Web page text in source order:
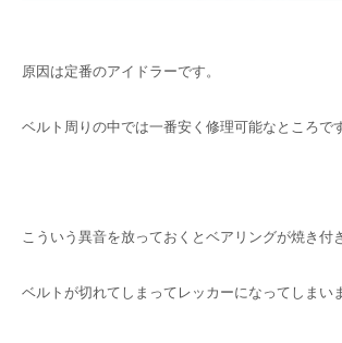
原因は定番のアイドラーです。
ベルト周りの中では一番安く修理可能なところで
こういう異音を放っておくとベアリングが焼き付
ベルトが切れてしまってレッカーになってしまい